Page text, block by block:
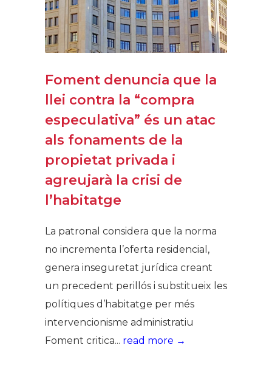
Foment denuncia que la
llei contra la “compra
especulativa” és un atac
als fonaments de la
propietat privada i
agreujarà la crisi de
l’habitatge
La patronal considera que la norma
no incrementa l’oferta residencial,
genera inseguretat jurídica creant
un precedent perillós i substitueix les
polítiques d’habitatge per més
intervencionisme administratiu
Foment critica... read more →